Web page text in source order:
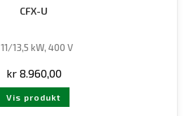
CFX-U
11/13,5 kW, 400 V
kr8.960,00
Vis produkt